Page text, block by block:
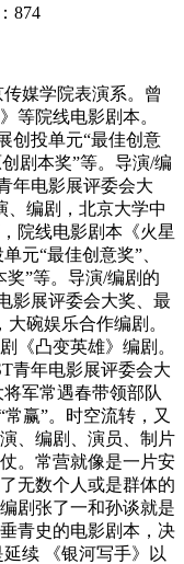
874
媒学院表演系。曾
等院线电影剧本。
创投单元“最佳创意
剧本奖”等。导演/编
年电影展评委会大
、编剧，北京大学中
院线电影剧本《火星
元“最佳创意奖”、
”等。导演/编剧的
影展评委会大奖、最
碗娱乐合作编剧。
《凸变英雄》编剧。
青年电影展评委会大
军常遇春带领部队
赢”。时空流转，又
、编剧、演员、制片
。常营就像是一片安
无数个人或是群体的
剧张了一和孙谈就是
青史的电影剧本，决
续 《银河写手》以